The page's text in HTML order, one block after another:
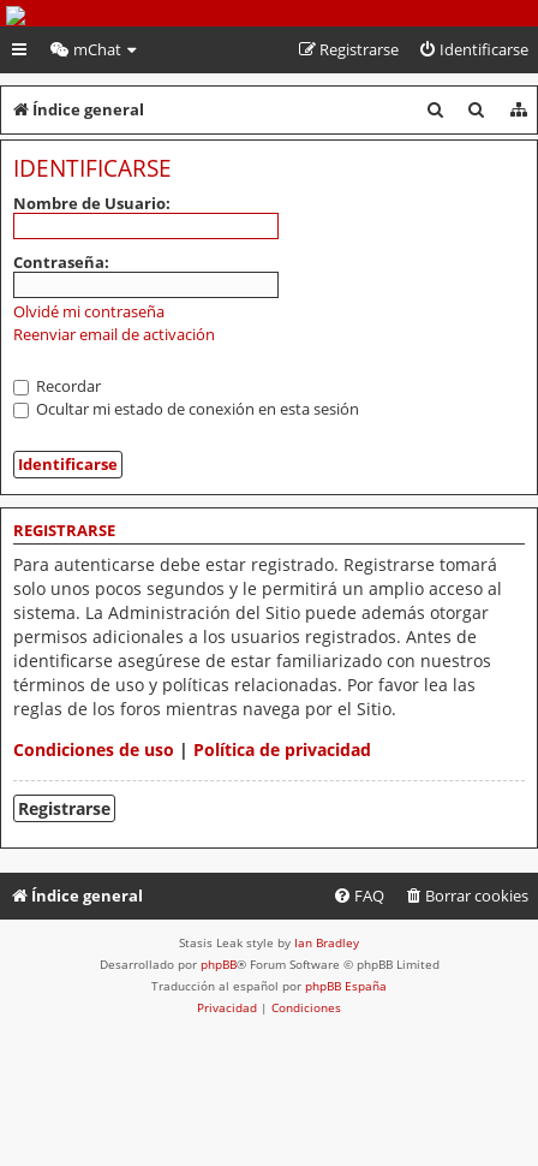
PeruVoley.com
mChat Identificarse
Registrarse
Índice general
u
u
IDENTIFICARSE
Nombre de Usuario:
Contraseña:
Olvidé mi contraseña
Reenviar email de activación
Recordar
Ocultar mi estado de conexión en esta sesión
REGISTRARSE
Para autenticarse debe estar registrado. Registrarse tomará
solo unos pocos segundos y le permitirá un amplio acceso al
sistema. La Administración del Sitio puede además otorgar
permisos adicionales a los usuarios registrados. Antes de
identificarse asegúrese de estar familiarizado con nuestros
términos de uso y políticas relacionadas. Por favor lea las
reglas de los foros mientras navega por el Sitio.
Condiciones de uso | Política de privacidad
Registrarse
Índice general Borrar cookies
FAQ
Stasis Leak style by Ian Bradley
Desarrollado por phpBB® Forum Software © phpBB Limited
Traducción al español por phpBB España
Privacidad | Condiciones